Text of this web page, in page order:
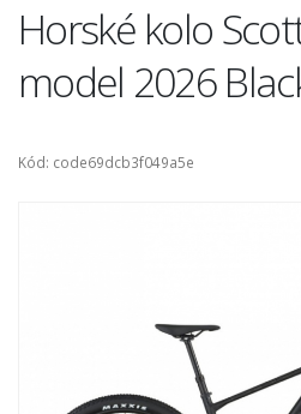
Horské kolo
model 2026
Kód: code69dcb3f049a5e